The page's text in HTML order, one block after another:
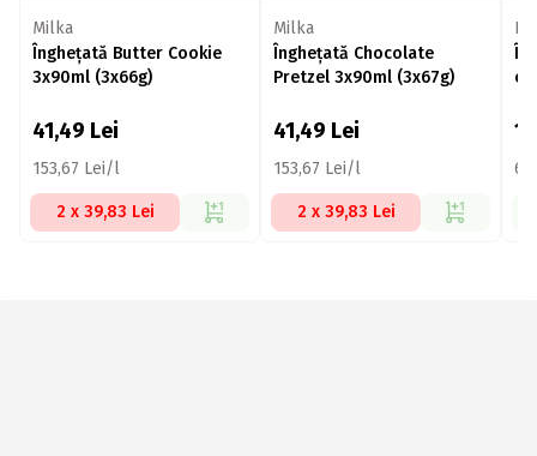
Milka
Înghețată Butter Cookie
3x90ml (3x66g)
41,49 Lei
153,67 Lei/l
2 x 39,83 Lei
Milka
Înghețată Chocolate
Pretzel 3x90ml (3x67g)
41,49 Lei
153,67 Lei/l
2 x 39,83 Lei